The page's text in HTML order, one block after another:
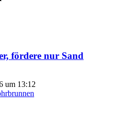
fördere nur Sand
um 13:12